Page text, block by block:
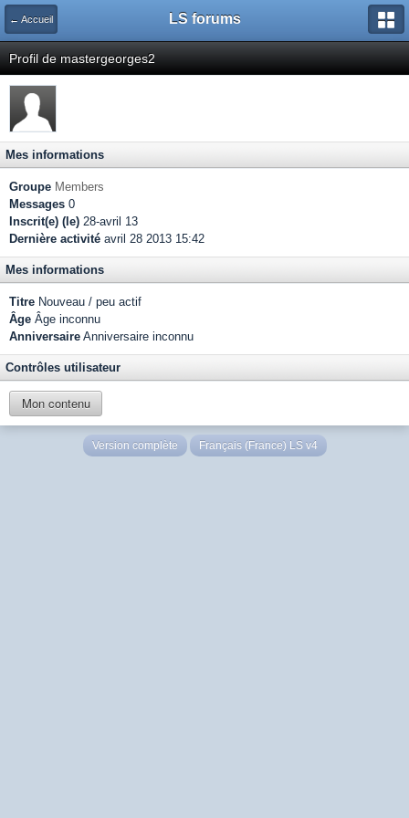
← Accueil LS forums
Profil de mastergeorges2
Mes informations
Groupe Members
Messages 0
Inscrit(e) (le) 28-avril 13
Dernière activité avril 28 2013 15:42
Mes informations
Titre Nouveau / peu actif
Âge Âge inconnu
Anniversaire Anniversaire inconnu
Contrôles utilisateur
Mon contenu
Version complète Français (France) LS v4